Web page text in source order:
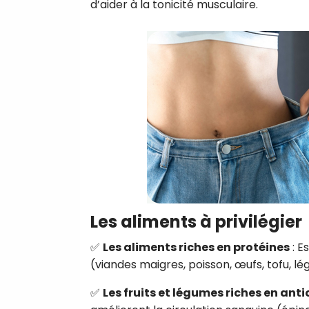
d’aider à la tonicité musculaire.
Les aliments à privilégier
✅ Les aliments riches en protéines:
(viandes maigres, poisson, œufs, tofu,
✅ Les fruits et légumes riches en